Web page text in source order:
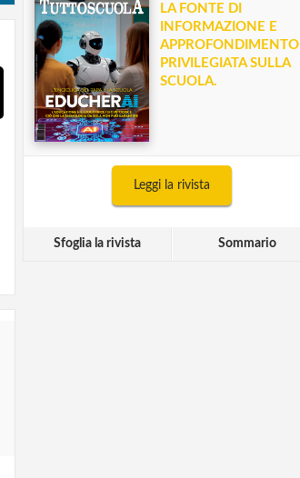
LA FONTE DI
INFORMAZIONE E
APPROFONDIMENTO
PRIVILEGIATA SULLA
SCUOLA.
Leggi la rivista
Sfoglia la rivista Sommario